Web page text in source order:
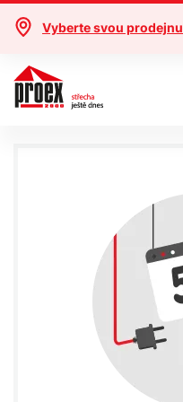
Vyberte svou prodejnu